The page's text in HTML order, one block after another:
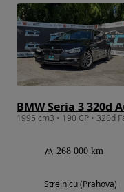
BMW Seria 3 320d
268 000 km
Strejnicu (Prahova)